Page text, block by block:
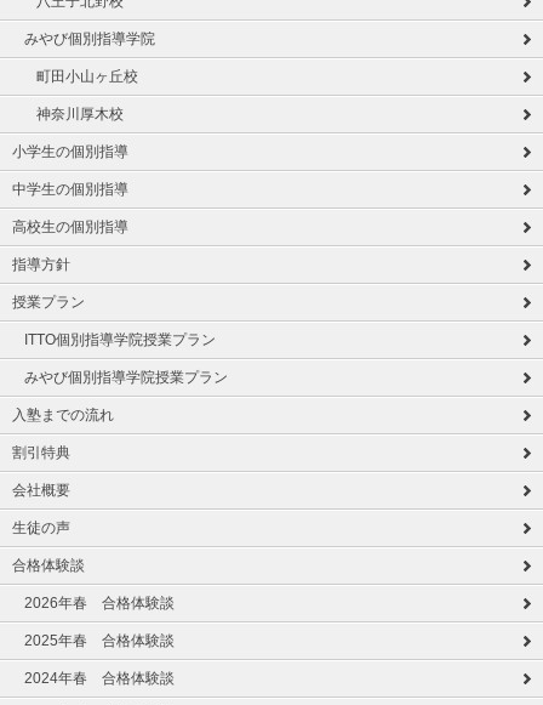
みやび個別指導学院
町田小山ヶ丘校
神奈川厚木校
小学生の個別指導
中学生の個別指導
高校生の個別指導
指導方針
授業プラン
ITTO個別指導学院授業プラン
みやび個別指導学院授業プラン
入塾までの流れ
割引特典
会社概要
生徒の声
合格体験談
2026年春 合格体験談
2025年春 合格体験談
2024年春 合格体験談